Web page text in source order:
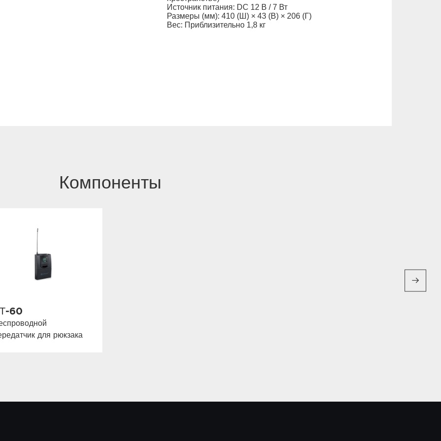
Источник питания: DC 12 В / 7 Вт
Размеры (мм): 410 (Ш) × 43 (В) × 206 (Г)
Вес: Приблизительно 1,8 кг
Компоненты
60
для рюкзака